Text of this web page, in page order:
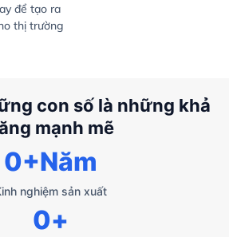
để tạo ra
thị trường
con số là những khả
mạnh mẽ
nghiệm sản xuất
0+Năm
0+